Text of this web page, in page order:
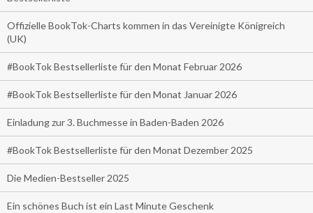
Offizielle BookTok-Charts kommen in das Vereinigte Königreich
(UK)
#BookTok Bestsellerliste für den Monat Februar 2026
#BookTok Bestsellerliste für den Monat Januar 2026
Einladung zur 3. Buchmesse in Baden-Baden 2026
#BookTok Bestsellerliste für den Monat Dezember 2025
Die Medien-Bestseller 2025
Ein schönes Buch ist ein Last Minute Geschenk